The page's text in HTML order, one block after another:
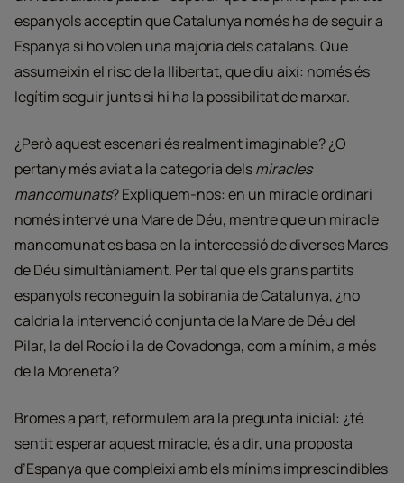
espanyols acceptin que Catalunya només ha de seguir a
Espanya si ho volen una majoria dels catalans. Que
assumeixin el risc de la llibertat, que diu així: només és
legítim seguir junts si hi ha la possibilitat de marxar.
¿Però aquest escenari és realment imaginable? ¿O
pertany més aviat a la categoria delsmiracles
mancomunats? Expliquem-nos: en un miracle ordinari
només intervé una Mare de Déu, mentre que un miracle
mancomunat es basa en la intercessió de diverses Mares
de Déu simultàniament. Per tal que els grans partits
espanyols reconeguin la sobirania de Catalunya, ¿no
caldria la intervenció conjunta de la Mare de Déu del
Pilar, la del Rocío i la de Covadonga, com a mínim, a més
de la Moreneta?
Bromes a part, reformulem ara la pregunta inicial: ¿té
sentit esperar aquest miracle, és a dir, una proposta
d’Espanya que compleixi amb els mínims imprescindibles